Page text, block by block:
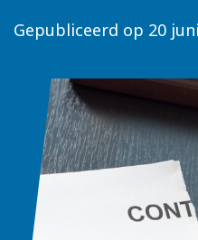
Gepubliceerd op 20